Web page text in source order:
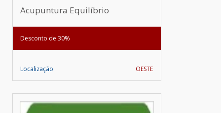
Acupuntura Equilíbrio
Desconto de 30%
Localização OESTE